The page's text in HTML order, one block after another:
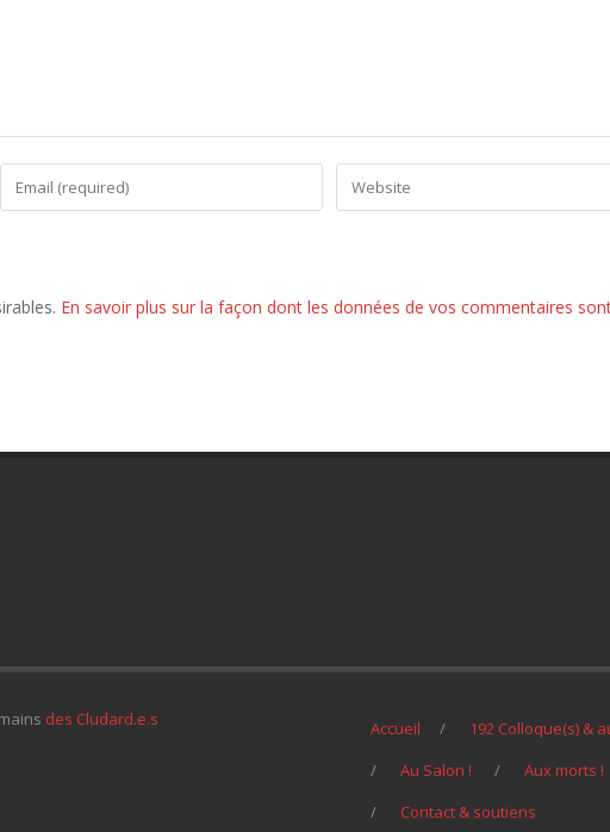
En savoir plus sur la façon dont les données de vos commentaires
des Cludard.e.s Accueil
192 Colloque(s) &
Au Salon !
Aux morts !
Contact & soutiens